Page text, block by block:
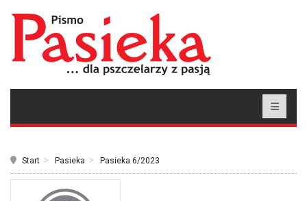
Start Pasieka Pasieka 6/2023